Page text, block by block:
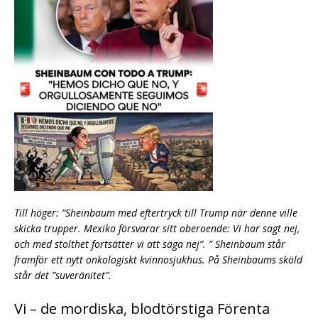
Till höger: ”Sheinbaum med eftertryck till Trump när denne ville
skicka trupper. Mexiko försvarar sitt oberoende: Vi har sagt nej,
och med stolthet fortsätter vi att säga nej”. ” Sheinbaum står
framför ett nytt onkologiskt kvinnosjukhus. På Sheinbaums sköld
står det ”suveränitet”.
Vi – de mordiska, blodtörstiga Förenta